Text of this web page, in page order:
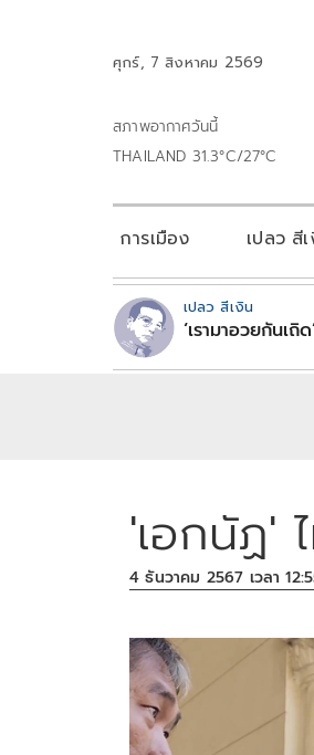
ศุกร์, 7 สิงหาคม 2569
สภาพอากาศวันนี้
THAILAND 31.3°C/27°C
การเมือง เปลว สี
เปลว สีเงิน
‘เรามาอวยกันเถิด
​'เอกนัฏ'
4 ธันวาคม 2567 เวลา